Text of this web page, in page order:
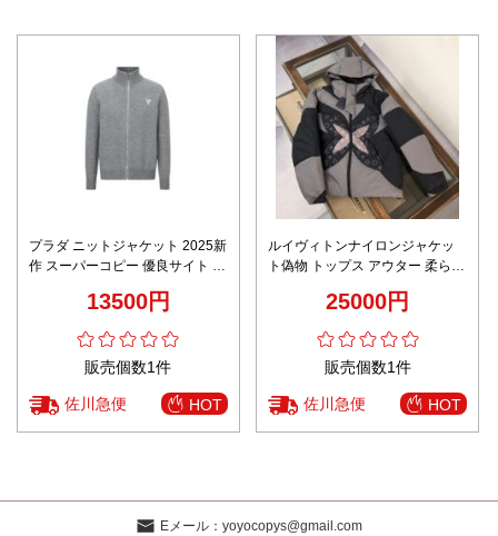
プラダ ニットジャケット 2025新
作 スーパーコピー 優良サイト 上
13500円
販売個数1件
佐川急便 HOT
ルイヴィトンナイロンジャケッ
ト偽物 トップス アウター 柔らか
25000円
販売個数1件
佐川急便 HOT
Eメール： yoyocopys@gmail.com